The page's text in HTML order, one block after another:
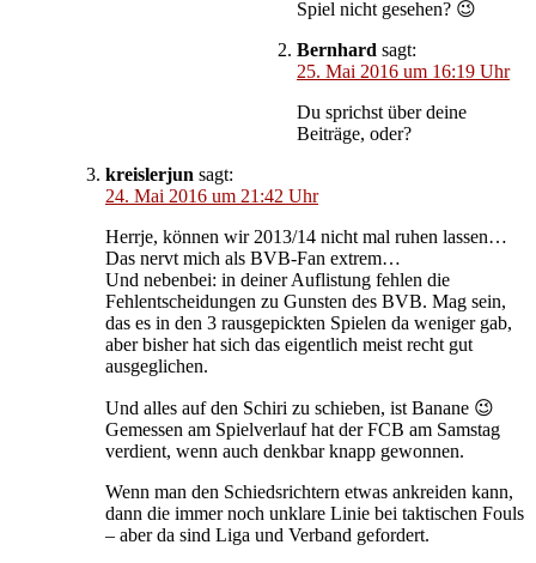
Spiel nicht gesehen? 😉
Bernhard sagt:
25. Mai 2016 um 16:19 Uhr
Du sprichst über deine
Beiträge, oder?
kreislerjun sagt:
24. Mai 2016 um 21:42 Uhr
Herrje, können wir 2013/14 nicht mal ruhen lassen…
Das nervt mich als BVB-Fan extrem…
Und nebenbei: in deiner Auflistung fehlen die
Fehlentscheidungen zu Gunsten des BVB. Mag sein,
das es in den 3 rausgepickten Spielen da weniger gab,
aber bisher hat sich das eigentlich meist recht gut
ausgeglichen.
Und alles auf den Schiri zu schieben, ist Banane 😉
Gemessen am Spielverlauf hat der FCB am Samstag
verdient, wenn auch denkbar knapp gewonnen.
Wenn man den Schiedsrichtern etwas ankreiden kann,
dann die immer noch unklare Linie bei taktischen Fouls
– aber da sind Liga und Verband gefordert.